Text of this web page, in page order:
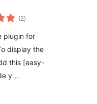
(2totaal
waarderingen
)
plugin for
display the
this [easy-
y …